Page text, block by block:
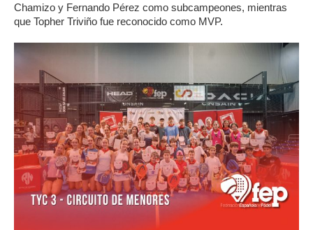
Chamizo y Fernando Pérez como subcampeones, mientras
que Topher Triviño fue reconocido como MVP.